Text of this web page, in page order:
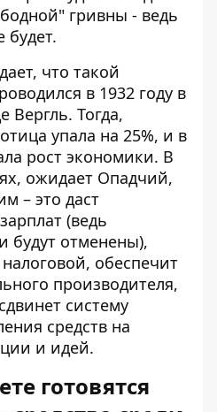
гривны - ведь
будет.
что такой
в 1932 году в
Вергль. Тогда,
упала на 25%, и в
рост экономики. В
ожидает Опадчий,
– это даст
(ведь
будут отменены),
обеспечит
производителя,
систему
средств на
и идей.
готовятся